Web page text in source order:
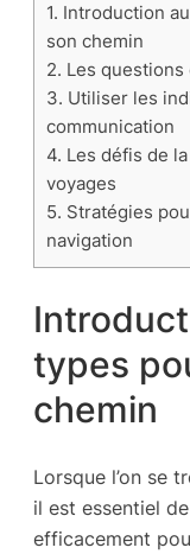
1. Introduction
son chemin
2. Les
3. Utiliser les
communication
4. Les défis de
voyages
5. Stratégies
navigation
types
chemin
Lorsque l’on se
il est essentiel
efficacement